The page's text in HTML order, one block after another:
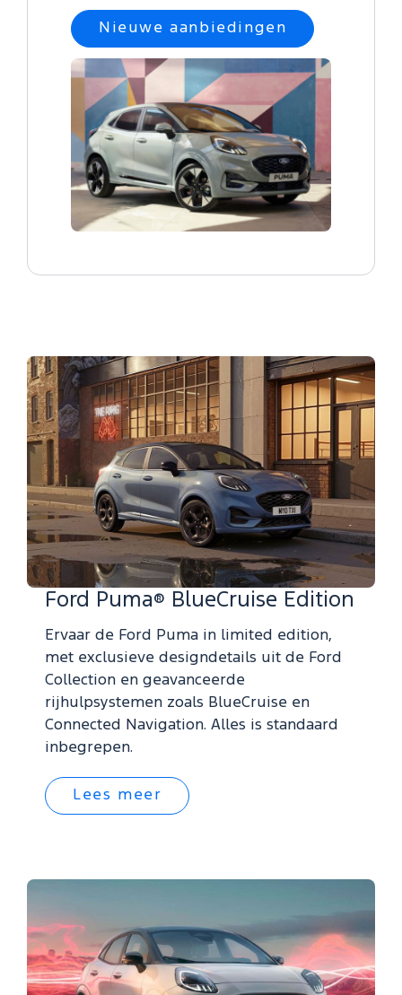
Nieuwe aanbiedingen
Ford Puma® BlueCruise Edition
Ervaar de Ford Puma in limited edition,
met exclusieve designdetails uit de Ford
Collection en geavanceerde
rijhulpsystemen zoals BlueCruise en
Connected Navigation. Alles is standaard
inbegrepen.
Lees meer